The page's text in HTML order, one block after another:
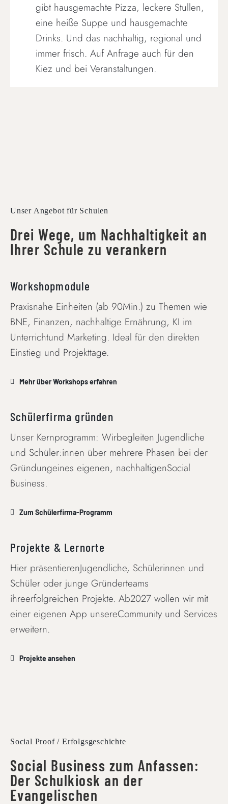
gibt hausgemachte Pizza, leckere Stullen,
eine heiße Suppe und hausgemachte
Drinks. Und das nachhaltig, regional und
immer frisch. Auf Anfrage auch für den
Kiez und bei Veranstaltungen.
Unser Angebot für Schulen
Drei Wege, um Nachhaltigkeit an
Ihrer Schule zu verankern
Workshopmodule
Praxisnahe Einheiten (ab 90Min.) zu Themen wie
BNE, Finanzen, nachhaltige Ernährung, KI im
Unterrichtund Marketing. Ideal für den direkten
Einstieg und Projekttage.
Mehr über Workshops erfahren
Schülerfirma gründen
Unser Kernprogramm: Wirbegleiten Jugendliche
und Schüler:innen über mehrere Phasen bei der
Gründungeines eigenen, nachhaltigenSocial
Business.
Zum Schülerfirma-Programm
Projekte & Lernorte
Hier präsentierenJugendliche, Schülerinnen und
Schüler oder junge Gründerteams
ihreerfolgreichen Projekte. Ab2027 wollen wir mit
einer eigenen App unsereCommunity und Services
erweitern.
Projekte ansehen
Social Proof / Erfolgsgeschichte
Social Business zum Anfassen:
Der Schulkiosk an der
Evangelischen